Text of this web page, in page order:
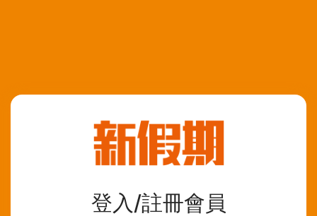
登入/註冊會員